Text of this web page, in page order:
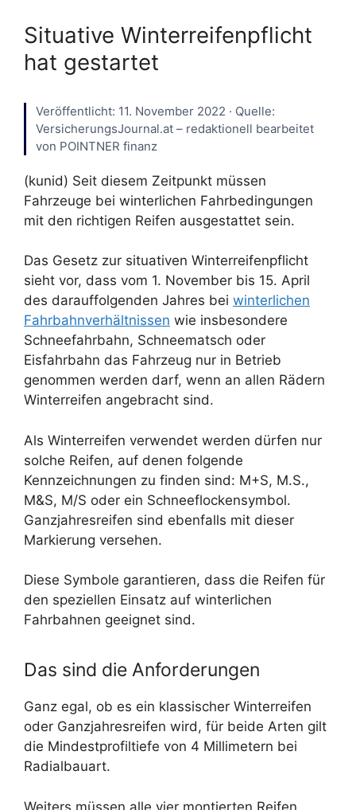
Situative Winterreifenpflicht
hat gestartet
Veröffentlicht: 11. November 2022 · Quelle:
VersicherungsJournal.at – redaktionell bearbeitet
von POINTNER finanz
(kunid) Seit diesem Zeitpunkt müssen
Fahrzeuge bei winterlichen Fahrbedingungen
mit den richtigen Reifen ausgestattet sein.
Das Gesetz zur situativen Winterreifenpflicht
sieht vor, dass vom 1. November bis 15. April
des darauffolgenden Jahres bei winterlichen
Fahrbahnverhältnissen wie insbesondere
Schneefahrbahn, Schneematsch oder
Eisfahrbahn das Fahrzeug nur in Betrieb
genommen werden darf, wenn an allen Rädern
Winterreifen angebracht sind.
Als Winterreifen verwendet werden dürfen nur
solche Reifen, auf denen folgende
Kennzeichnungen zu finden sind: M+S, M.S.,
M&S, M/S oder ein Schneeflockensymbol.
Ganzjahresreifen sind ebenfalls mit dieser
Markierung versehen.
Diese Symbole garantieren, dass die Reifen für
den speziellen Einsatz auf winterlichen
Fahrbahnen geeignet sind.
Das sind die Anforderungen
Ganz egal, ob es ein klassischer Winterreifen
oder Ganzjahresreifen wird, für beide Arten gilt
die Mindestprofiltiefe von 4 Millimetern bei
Radialbauart.
Weiters müssen alle vier montierten Reifen